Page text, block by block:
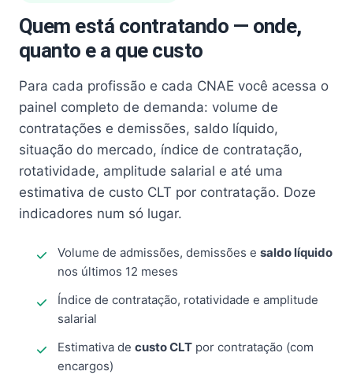
Quem está contratando — onde,
quanto e a que custo
Para cada profissão e cada CNAE você acessa o
painel completo de demanda: volume de
contratações e demissões, saldo líquido,
situação do mercado, índice de contratação,
rotatividade, amplitude salarial e até uma
estimativa de custo CLT por contratação. Doze
indicadores num só lugar.
Volume de admissões, demissões e saldo líquido
nos últimos 12 meses
Índice de contratação, rotatividade e amplitude
salarial
Estimativa de custo CLT por contratação (com
encargos)